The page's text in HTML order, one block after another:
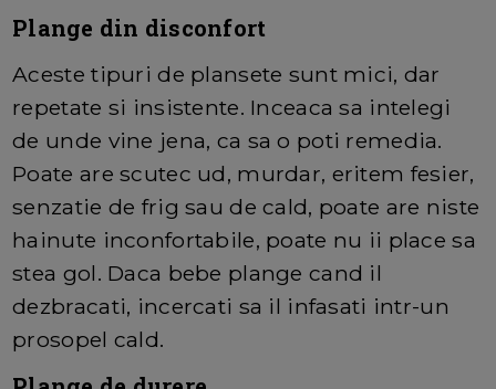
Plange din disconfort
Aceste tipuri de plansete sunt mici, dar
repetate si insistente. Inceaca sa intelegi
de unde vine jena, ca sa o poti remedia.
Poate are scutec ud, murdar, eritem fesier,
senzatie de frig sau de cald, poate are niste
hainute inconfortabile, poate nu ii place sa
stea gol. Daca bebe plange cand il
dezbracati, incercati sa il infasati intr-un
prosopel cald.